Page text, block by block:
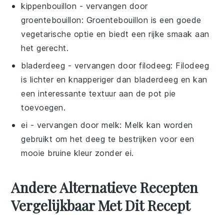
kippenbouillon - vervangen door
groentebouillon: Groentebouillon is een goede
vegetarische optie en biedt een rijke smaak aan
het gerecht.
bladerdeeg - vervangen doorfilodeeg: Filodeeg
is lichter en knapperiger dan bladerdeeg en kan
een interessante textuur aan de pot pie
toevoegen.
ei - vervangen doormelk: Melk kan worden
gebruikt om het deeg te bestrijken voor een
mooie bruine kleur zonder ei.
Andere Alternatieve Recepten
Vergelijkbaar Met Dit Recept